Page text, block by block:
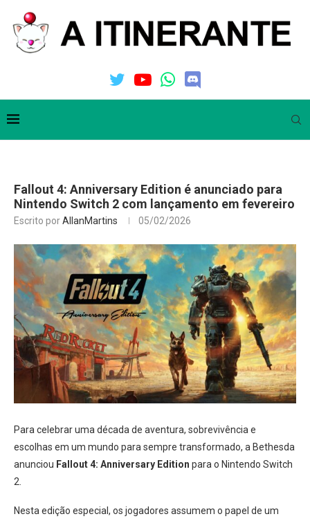
Fallout 4: Anniversary Edition é anunciado para
Nintendo Switch 2 com lançamento em fevereiro
Escrito porAllanMartins 05/02/2026
Para celebrar uma década de aventura, sobrevivência e
escolhas em um mundo para sempre transformado, a Bethesda
anunciou Fallout 4: Anniversary Edition para o Nintendo Switch
2.
Nesta edição especial, os jogadores assumem o papel de um